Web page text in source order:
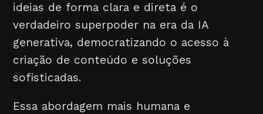
ideias de forma clara e direta é o
verdadeiro superpoder na era da IA
generativa, democratizando o acesso à
criação de conteúdo e soluções
sofisticadas.
Essa abordagem mais humana e